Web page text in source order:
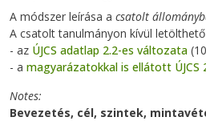
A módszer leírása a csatolt
A csatolt tanulmányon kívül
- az ÚJCS adatlap 2.2-es változata
- a magyarázatokkal is ellátott ÚJCS
Notes
Bevezetés, cél, szintek,